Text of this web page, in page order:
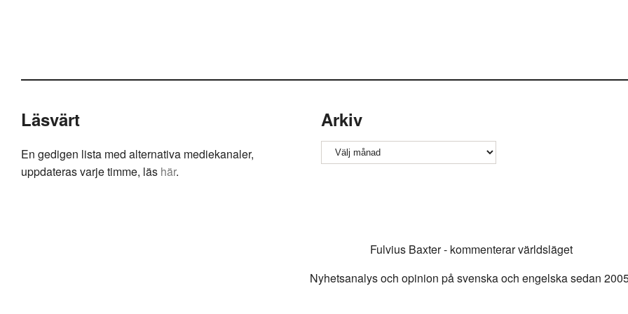
Läsvärt
En gedigen lista med alternativa mediekanaler,
uppdateras varje timme, läs här.
Arkiv
Arkiv
Fulvius Baxter - kommenterar världsläget
Nyhetsanalys och opinion på svenska och engelska sedan